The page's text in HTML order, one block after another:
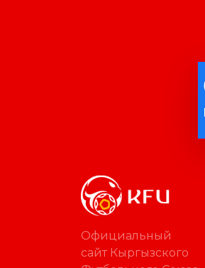
Официальный
сайт Кыргызского